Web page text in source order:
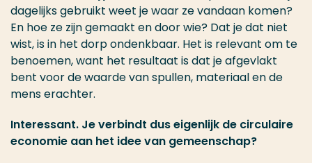
dagelijks gebruikt weet je waar ze vandaan komen?
En hoe ze zijn gemaakt en door wie? Dat je dat niet
wist, is in het dorp ondenkbaar. Het is relevant om te
benoemen, want het resultaat is dat je afgevlakt
bent voor de waarde van spullen, materiaal en de
mens erachter.
Interessant. Je verbindt dus eigenlijk de circulaire
economie aan het idee van gemeenschap?